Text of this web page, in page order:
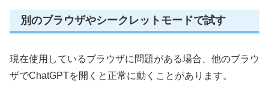
別のブラウザやシークレットモードで試す
現在使用しているブラウザに問題がある場合、他のブラウ
ザでChatGPTを開くと正常に動くことがあります。